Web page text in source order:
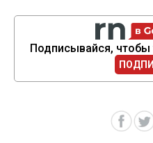
Подписывайся, чтобы